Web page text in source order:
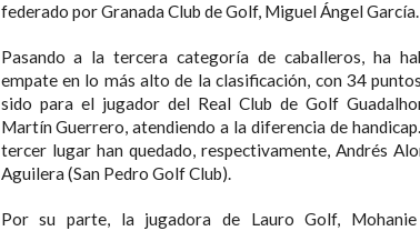
federado por Granada Club de Golf, Miguel Ángel García.
Pasando a la tercera categoría de caballeros, ha
empate en lo más alto de la clasificación, con 34
sido para el jugador del Real Club de Golf
Martín Guerrero, atendiendo a la diferencia de
tercer lugar han quedado, respectivamente, Andrés
Aguilera (San Pedro Golf Club).
Por su parte, la jugadora de Lauro Golf, Mohanie